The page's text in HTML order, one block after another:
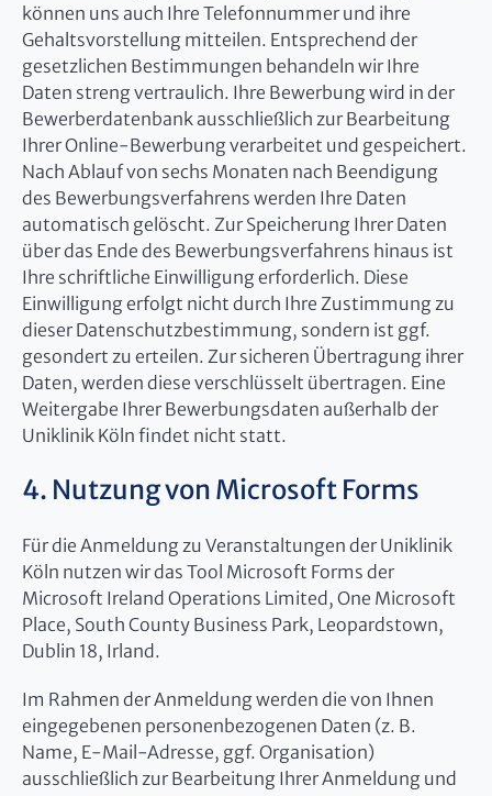
können uns auch Ihre Telefonnummer und ihre
Gehaltsvorstellung mitteilen. Entsprechend der
gesetzlichen Bestimmungen behandeln wir Ihre
Daten streng vertraulich. Ihre Bewerbung wird in der
Bewerberdatenbank ausschließlich zur Bearbeitung
Ihrer Online-Bewerbung verarbeitet und gespeichert.
Nach Ablauf von sechs Monaten nach Beendigung
des Bewerbungsverfahrens werden Ihre Daten
automatisch gelöscht. Zur Speicherung Ihrer Daten
über das Ende des Bewerbungsverfahrens hinaus ist
Ihre schriftliche Einwilligung erforderlich. Diese
Einwilligung erfolgt nicht durch Ihre Zustimmung zu
dieser Datenschutzbestimmung, sondern ist ggf.
gesondert zu erteilen. Zur sicheren Übertragung ihrer
Daten, werden diese verschlüsselt übertragen. Eine
Weitergabe Ihrer Bewerbungsdaten außerhalb der
Uniklinik Köln findet nicht statt.
4. Nutzung von Microsoft Forms
Für die Anmeldung zu Veranstaltungen der Uniklinik
Köln nutzen wir das Tool Microsoft Forms der
Microsoft Ireland Operations Limited, One Microsoft
Place, South County Business Park, Leopardstown,
Dublin 18, Irland.
Im Rahmen der Anmeldung werden die von Ihnen
eingegebenen personenbezogenen Daten (z. B.
Name, E-Mail-Adresse, ggf. Organisation)
ausschließlich zur Bearbeitung Ihrer Anmeldung und